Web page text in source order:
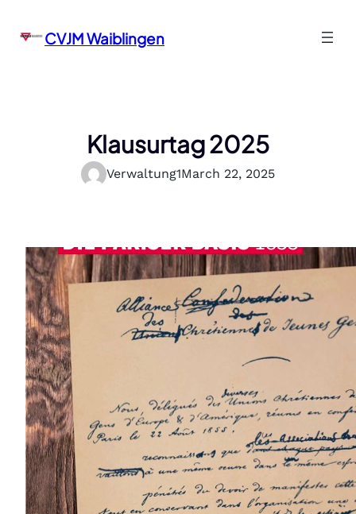
CVJM Waiblingen
Klausurtag 2025
Verwaltung1March 22, 2025